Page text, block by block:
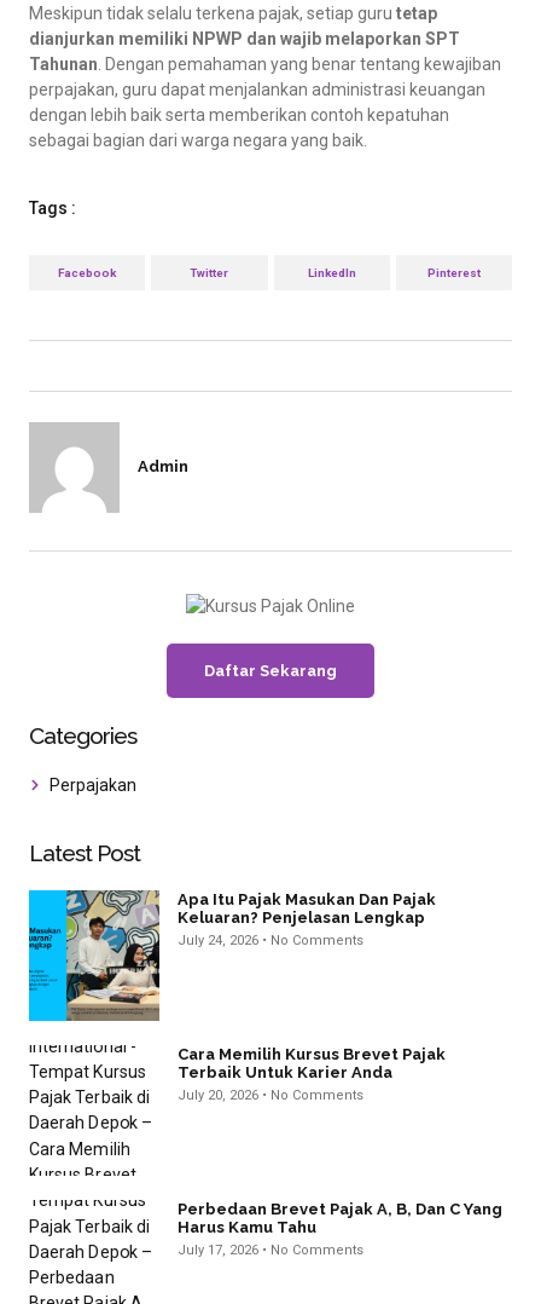
Meskipun tidak selalu terkena pajak, setiap guru tetap
dianjurkan memiliki NPWP dan wajib melaporkan SPT
Tahunan . Dengan pemahaman yang benar tentang kewajiban
perpajakan, guru dapat menjalankan administrasi keuangan
dengan lebih baik serta memberikan contoh kepatuhan
sebagai bagian dari warga negara yang baik.
Tags :
Facebook Twitter LinkedIn Pinterest
Admin
Daftar Sekarang
Categories
Perpajakan
Latest Post
Apa Itu Pajak Masukan Dan Pajak
Keluaran? Penjelasan Lengkap
July 24, 2026 No Comments
Cara Memilih Kursus Brevet Pajak
Terbaik Untuk Karier Anda
July 20, 2026 No Comments
Perbedaan Brevet Pajak A, B, Dan C Yang
Harus Kamu Tahu
July 17, 2026 No Comments